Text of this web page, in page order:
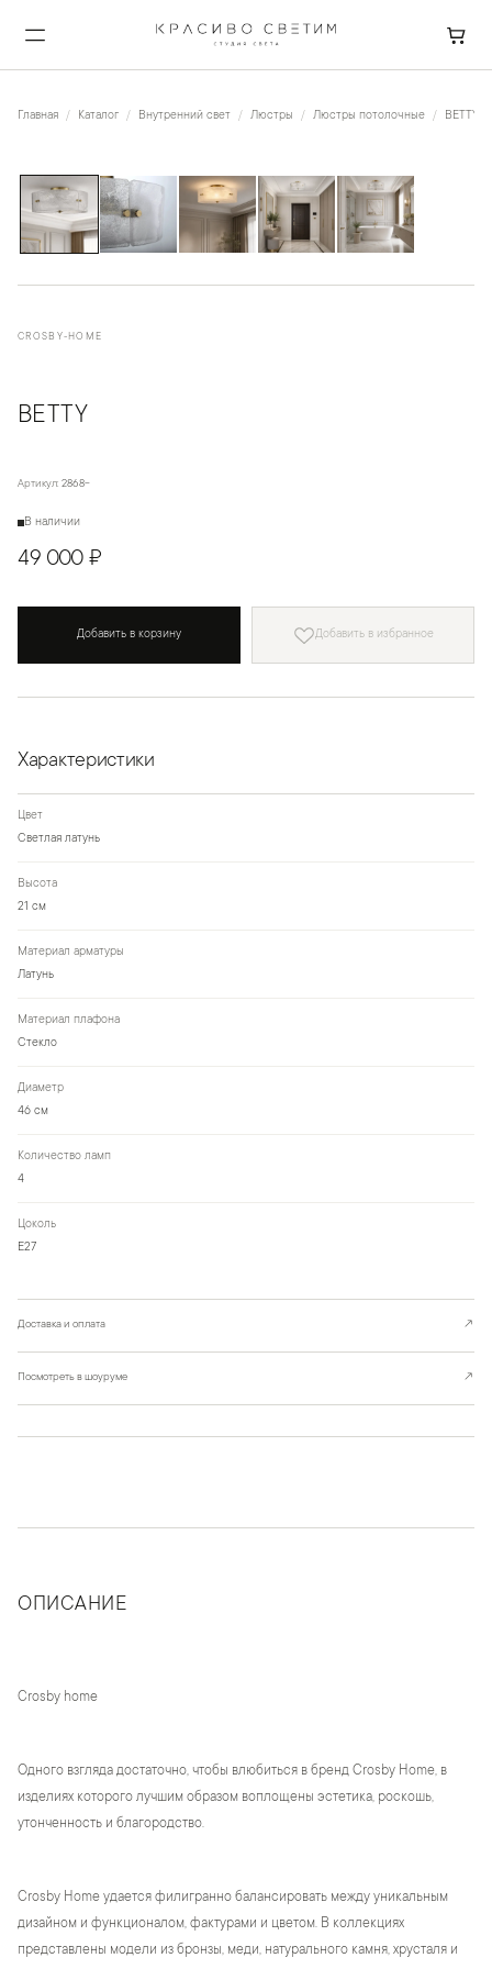
Главная Каталог Внутренний свет Люстры Люстры потолочные BETTY
CROSBY-HOME
BETTY
Артикул: 2868-
В наличии
49 000 ₽
Добавить в корзину Добавить в избранное
Характеристики
Цвет
Светлая латунь
Высота
21 см
Материал арматуры
Латунь
Материал плафона
Стекло
Диаметр
46 см
Количество ламп
4
Цоколь
Е27
Доставка и оплата ↗
Посмотреть в шоуруме ↗
ОПИСАНИЕ
Crosby home
Одного взгляда достаточно, чтобы влюбиться в бренд Crosby Home, в
изделиях которого лучшим образом воплощены эстетика, роскошь,
утонченность и благородство.
Crosby Home удается филигранно балансировать между уникальным
дизайном и функционалом, фактурами и цветом. В коллекциях
представлены модели из бронзы, меди, натурального камня, хрусталя и